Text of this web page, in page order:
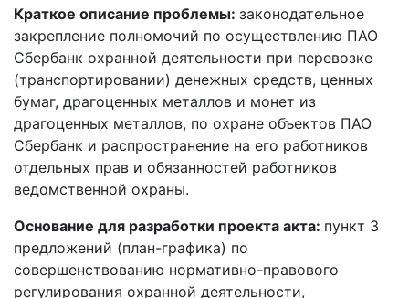
Краткое описание проблемы: законодательное
закрепление полномочий по осуществлению ПАО
Сбербанк охранной деятельности при перевозке
(транспортировании) денежных средств, ценных
бумаг, драгоценных металлов и монет из
драгоценных металлов, по охране объектов ПАО
Сбербанк и распространение на его работников
отдельных прав и обязанностей работников
ведомственной охраны.
Основание для разработки проекта акта: пункт 3
предложений (план-графика) по
совершенствованию нормативно-правового
регулирования охранной деятельности,